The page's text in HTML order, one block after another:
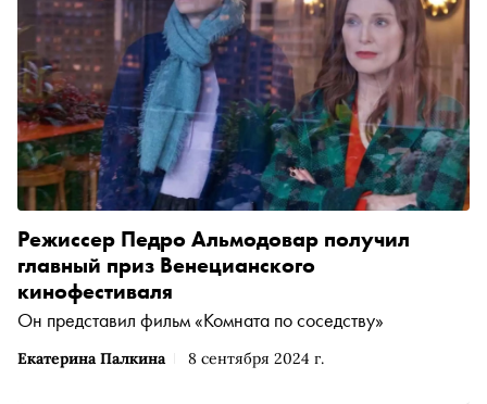
Екатерина Палкина 8 сентября 2024 г.
Режиссер Педро Альмодовар получил
главный приз Венецианского
кинофестиваля
Он представил фильм «Комната по соседству»